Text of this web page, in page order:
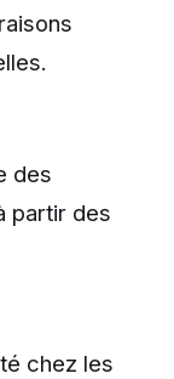
des
partir des
chez les